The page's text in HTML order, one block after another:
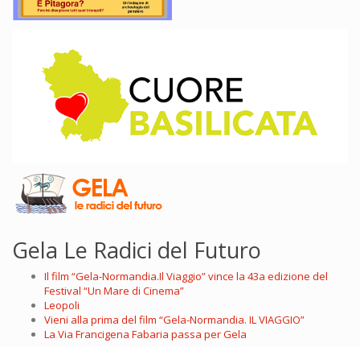
Gela Le Radici del Futuro
Il film “Gela-Normandia.Il Viaggio” vince la 43a edizione del
Festival “Un Mare di Cinema”
Leopoli
Vieni alla prima del film “Gela-Normandia. IL VIAGGIO”
La Via Francigena Fabaria passa per Gela